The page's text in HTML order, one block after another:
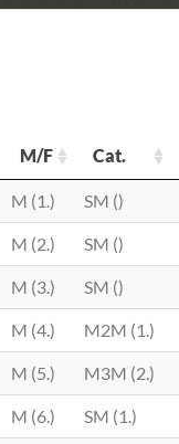
M/F Cat.
M/F Cat.
M (1.) SM ()
M (2.) SM ()
M (3.) SM ()
M (4.) M2M (1.)
M (5.) M3M (2.)
M (6.) SM (1.)